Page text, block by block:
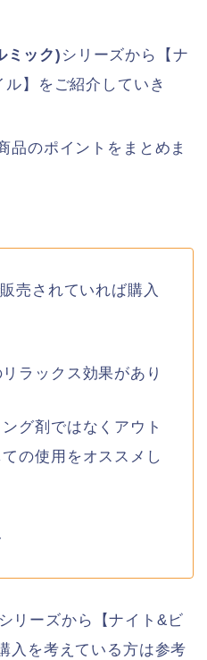
ミック) シリーズから【ナ
】をご紹介していき
品のポイントをまとめま
売されていれば購入
ラックス効果があり
グ剤ではなくアウト
の使用をオススメし
シリーズから【ナイト&ビ
を考えている方は参考